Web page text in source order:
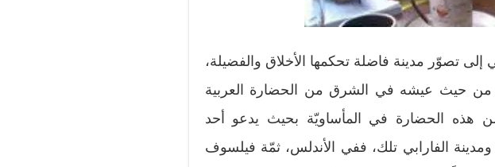
إلى تصوّر مدينة فاضلة تحكمها الأخلاق والفضيلة،
من حيث عيشه في الشرق من الحضارة العربية
من هذه الحضارة في المأساويّة بحيث يدعو أحد
ومدينة الفارابي تلك، ففي الأندلس، ثمّة فيلسوف